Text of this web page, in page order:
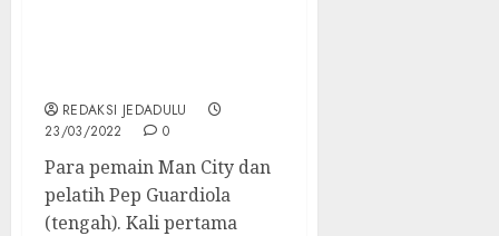
REDAKSI JEDADULU
23/03/2022
0
Para pemain Man City dan
pelatih Pep Guardiola
(tengah). Kali pertama